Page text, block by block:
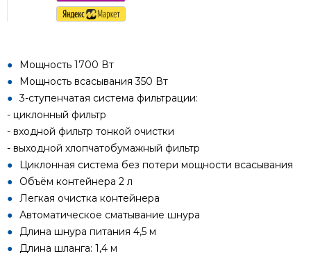
Мощность 1700 Вт
Мощность всасывания 350 Вт
3-ступенчатая система фильтрации:
- циклонный фильтр
- входной фильтр тонкой очистки
- выходной хлопчатобумажный фильтр
Циклонная система без потери мощности всасывания
Объём контейнера 2 л
Легкая очистка контейнера
Автоматическое сматывание шнура
Длина шнура питания 4,5 м
Длина шланга: 1,4 м